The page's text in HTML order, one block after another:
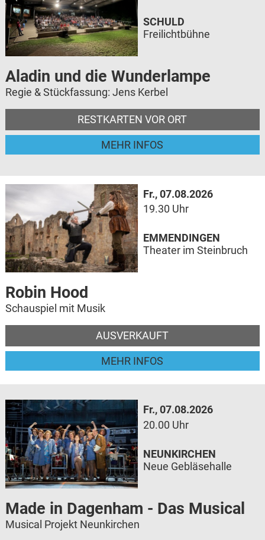
Aladin und die Wunderlampe
Regie & Stückfassung: Jens Kerbel
RESTKARTEN VOR ORT
MEHR INFOS
SCHULD
Freilichtbühne
Fr., 07.08.2026
19.30 Uhr
Robin Hood
Schauspiel mit Musik
AUSVERKAUFT
MEHR INFOS
EMMENDINGEN
Theater im Steinbruch
Fr., 07.08.2026
20.00 Uhr
Made in Dagenham - Das Musical
Musical Projekt Neunkirchen
NEUNKIRCHEN
Neue Gebläsehalle